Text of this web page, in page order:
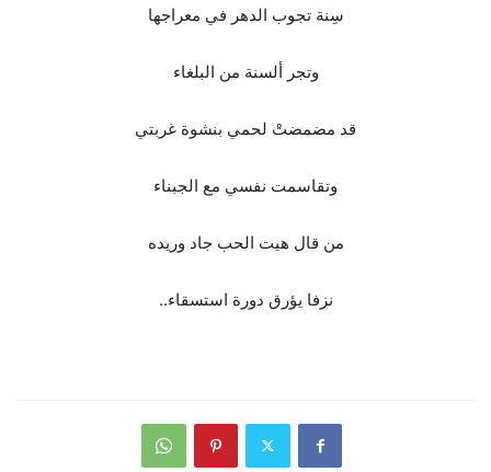
سِنة تجوب الدهر في معراجها
وتجر ألسنة من البلغاء
قد مضمضتْ لحمي بنشوة غربتي
وتقاسمت نفسي مع الجبناء
من قال هيت الحب جاد وريده
نزفا يؤرق دورة استسقاء..